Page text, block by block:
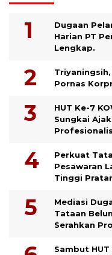
Dugaan
Harian PT
Lengkap.
Pornas
HUT Ke-7
Sungkai
Perkuat
Pesawaran
Tinggi
Mediasi
Tataan
Serahkan
Sambut